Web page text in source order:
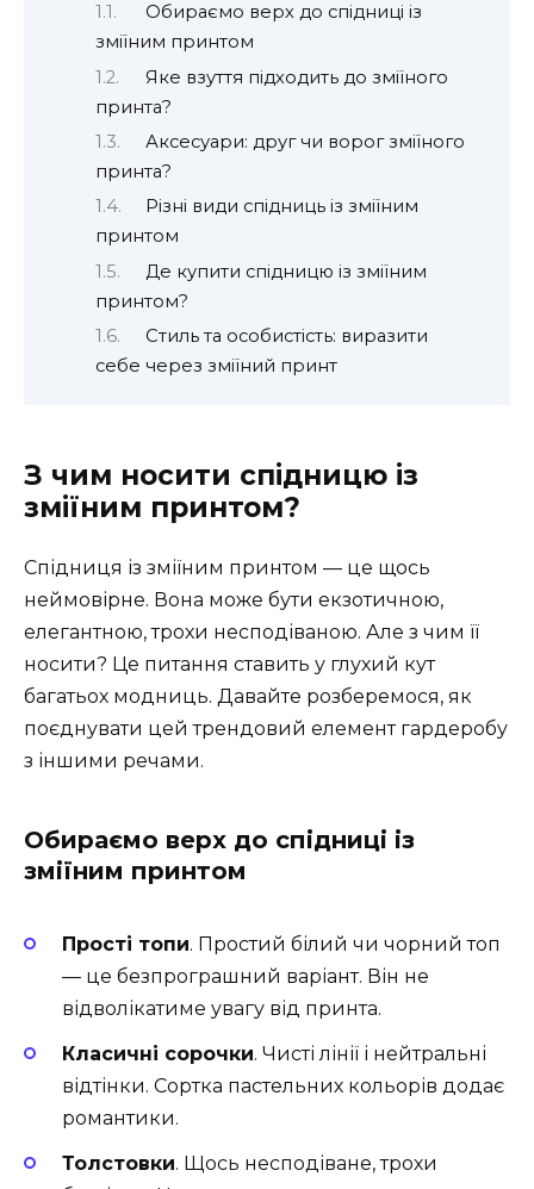
Обираємо верх до спідниці із
зміїним принтом
Яке взуття підходить до зміїного
принта?
Аксесуари: друг чи ворог зміїного
принта?
Різні види спідниць із зміїним
принтом
Де купити спідницю із зміїним
принтом?
Стиль та особистість: виразити
себе через зміїний принт
З чим носити спідницю із
зміїним принтом?
Спідниця із зміїним принтом — це щось
неймовірне. Вона може бути екзотичною,
елегантною, трохи несподіваною. Але з чим її
носити? Це питання ставить у глухий кут
багатьох модниць. Давайте розберемося, як
поєднувати цей трендовий елемент гардеробу
з іншими речами.
Обираємо верх до спідниці із
зміїним принтом
Прості топи. Простий білий чи чорний топ
— це безпрограшний варіант. Він не
відволікатиме увагу від принта.
Класичні сорочки. Чисті лінії і нейтральні
відтінки. Сортка пастельних кольорів додає
романтики.
Толстовки. Щось несподіване, трохи